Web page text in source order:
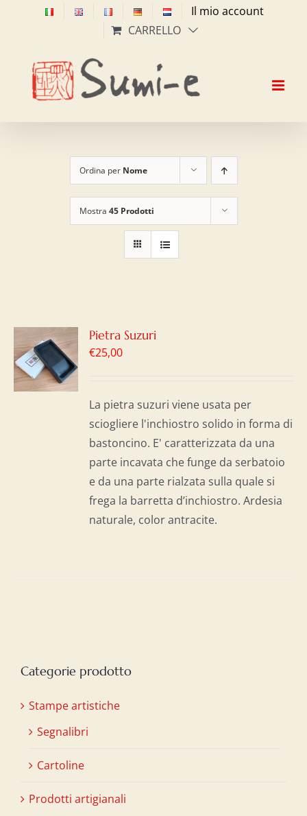
Il mio account
CARRELLO
Ordina per Nome
Mostra 45 Prodotti
Pietra Suzuri
€25,00
La pietra suzuri viene usata per
sciogliere l'inchiostro solido in forma di
bastoncino. E' caratterizzata da una
parte incavata che funge da serbatoio
e da una parte rialzata sulla quale si
frega la barretta d’inchiostro. Ardesia
naturale, color antracite.
Categorie prodotto
Stampe artistiche
Segnalibri
Cartoline
Prodotti artigianali